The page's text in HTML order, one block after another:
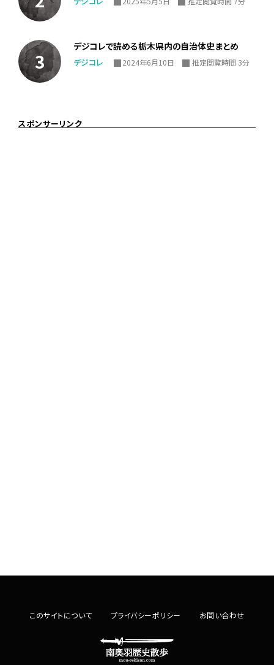
デジコレで読める栃木県内の自治体史まとめ
デジコレ 2024年6月10日 推定閲覧時間 3分
スポンサーリンク
このサイトについて プライバシーポリシー お問い合わせ